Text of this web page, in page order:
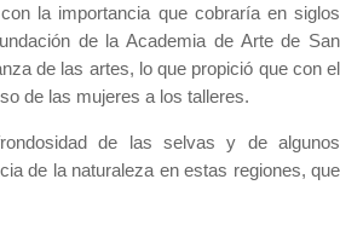
la importancia que cobraría en siglos
de la Academia de Arte de San
de las artes, lo que propició que con el
de las mujeres a los talleres.
de las selvas y de algunos
de la naturaleza en estas regiones, que